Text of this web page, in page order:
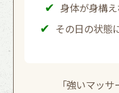
身体が身構
その日の状態
「強いマッ